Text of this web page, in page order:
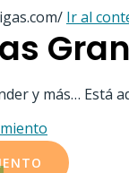
Ir al
y más… Está